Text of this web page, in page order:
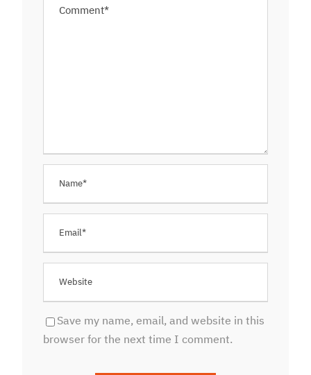
Save my name, email, and website in this
browser for the next time I comment.